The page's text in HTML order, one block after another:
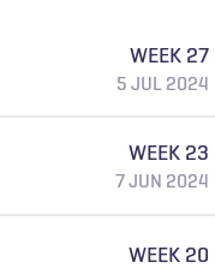
WEEK 27
5 JUL 2024
WEEK 23
7 JUN 2024
WEEK 20